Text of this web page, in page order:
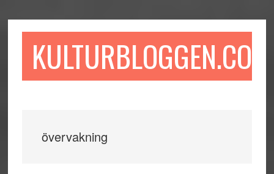
till
till
sidofältet
till
KULTURBLOGGEN.COM
övervakning